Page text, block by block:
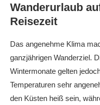
Wanderurlaub
Reisezeit
Das angenehme Klima
ganzjährigen Wanderziel.
Wintermonate gelten
Temperaturen sehr
den Küsten heiß sein,